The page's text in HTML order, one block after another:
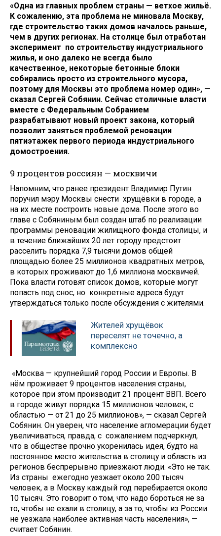
«Одна из главных проблем страны — ветхое жильё.
К сожалению, эта проблема не миновала Москву,
где строительство таких домов началось раньше,
чем в других регионах. На столице был отработан
эксперимент по строительству индустриального
жилья, и оно далеко не всегда было
качественное, некоторые бетонные блоки
собирались просто из строительного мусора,
поэтому для Москвы это проблема номер один», —
сказал Сергей Собянин. Сейчас столичные власти
вместе с Федеральным Собранием
разрабатывают новый проект закона, который
позволит заняться проблемой реновации
пятиэтажек первого периода индустриального
домостроения.
9 процентов россиян — москвичи
Напомним, что ранее президент Владимир Путин
поручил мэру Москвы снести хрущёвки в городе, а
на их месте построить новые дома. После этого во
главе с Собяниным был создан штаб по реализации
программы реновации жилищного фонда столицы, и
в течение ближайших 20 лет городу предстоит
расселить порядка 7,9 тысячи домов общей
площадью более 25 миллионов квадратных метров,
в которых проживают до 1,6 миллиона москвичей.
Пока власти готовят список домов, которые могут
попасть под снос, но конкретные адреса будут
утверждаться только после обсуждения с жителями.
Жителей хрущёвок
переселят не точечно, а
комплексно
«Москва — крупнейший город России и Европы. В
нём проживает 9 процентов населения страны,
которое при этом производит 21 процент ВВП. Всего
в городе живут порядка 15 миллионов человек, с
областью — от 21 до 25 миллионов», — сказал Сергей
Собянин. Он уверен, что население агломерации будет
увеличиваться, правда, с сожалением подчеркнул,
что в обществе прочно укоренилась идея, будто на
постоянное место жительства в столицу и область из
регионов беспрерывно приезжают люди. «Это не так.
Из страны ежегодно уезжает около 200 тысяч
человек, а в Москву каждый год перебирается около
10 тысяч. Это говорит о том, что надо бороться не за
то, чтобы не ехали в столицу, а за то, чтобы из России
не уезжала наиболее активная часть населения», —
считает Собянин.